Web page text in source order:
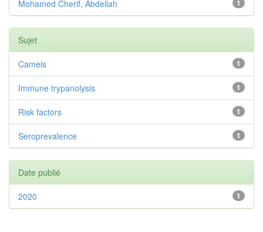
1
Mohamed Cherif, Abdellah
Sujet
1
Camels
1
Immune trypanolysis
1
Risk factors
1
Seroprevalence
Date publié
1
2020